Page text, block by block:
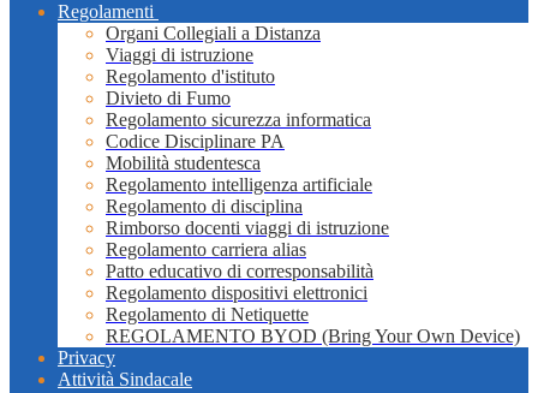
Regolamenti
Organi Collegiali a Distanza
Viaggi di istruzione
Regolamento d'istituto
Divieto di Fumo
Regolamento sicurezza informatica
Codice Disciplinare PA
Mobilità studentesca
Regolamento intelligenza artificiale
Regolamento di disciplina
Rimborso docenti viaggi di istruzione
Regolamento carriera alias
Patto educativo di corresponsabilità
Regolamento dispositivi elettronici
Regolamento di Netiquette
REGOLAMENTO BYOD (Bring Your Own Device)
Privacy
Attività Sindacale